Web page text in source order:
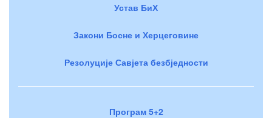
Устав БиХ
Закони Босне и Херцеговине
Резолуције Савјета безбједности
Програм 5+2